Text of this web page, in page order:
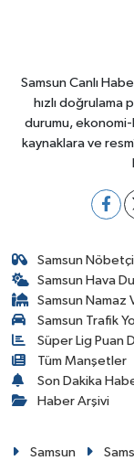
Samsun Canlı
hızlı doğrulama
durumu,
kaynaklara ve
Samsun
Samsun Hava
Samsun Namaz
Samsun Trafik
Süper Lig Puan
Tüm Manşetler
Son Dakika
Haber Arşivi
Samsun